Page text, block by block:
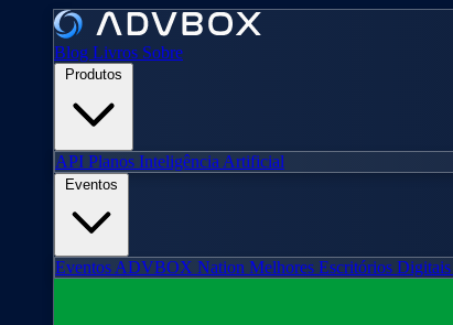
Blog Livros Sobre
Produtos
API Planos Inteligência Artificial
Eventos
Eventos ADVBOX Nation Melhores Escritórios Digitais